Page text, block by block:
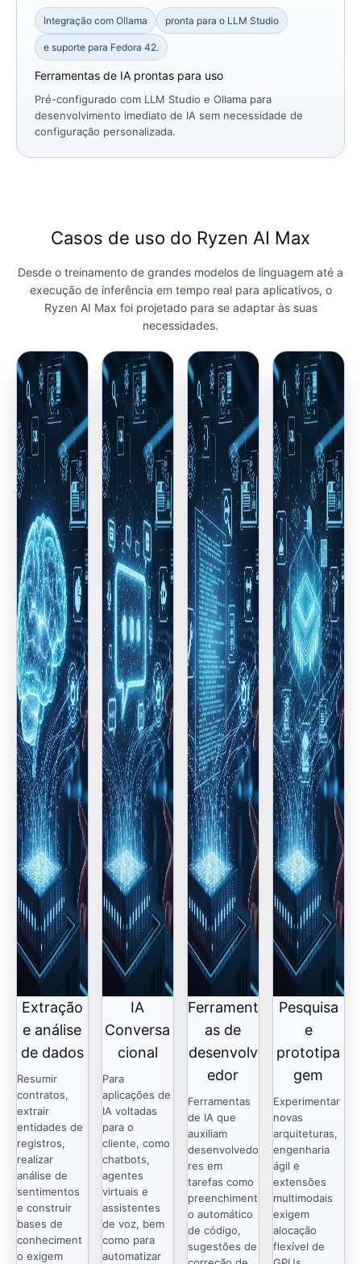
Integração com Ollama pronta para o LLM Studio
e suporte para Fedora 42.
Ferramentas de IA prontas para uso
Pré-configurado com LLM Studio e Ollama para
desenvolvimento imediato de IA sem necessidade de
configuração personalizada.
Casos de uso do Ryzen AI Max
Desde o treinamento de grandes modelos de linguagem até a
execução de inferência em tempo real para aplicativos, o
Ryzen AI Max foi projetado para se adaptar às suas
necessidades.
Extração
e análise
de dados
Resumir
contratos,
extrair
entidades de
registros,
realizar
análise de
sentimentos
e construir
bases de
conheciment
o exigem
IA
Conversa
cional
Para
aplicações de
IA voltadas
para o
cliente, como
chatbots,
agentes
virtuais e
assistentes
de voz, bem
como para
automatizar
Ferrament
as de
desenvolv
edor
Ferramentas
de IA que
auxiliam
desenvolvedo
res em
tarefas como
preenchiment
o automático
de código,
sugestões de
Pesquisa
e
prototipa
gem
Experimentar
novas
arquiteturas,
engenharia
ágil e
extensões
multimodais
exigem
alocação
flexível de